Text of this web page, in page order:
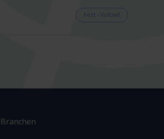
Fest - Vollzeit
Branchen